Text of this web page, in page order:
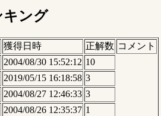
ング
獲得日時 正解数 コメント
2004/08/30 15:52:12 10
2019/05/15 16:18:58 3
2004/08/27 12:46:33 3
2004/08/26 12:35:37 1